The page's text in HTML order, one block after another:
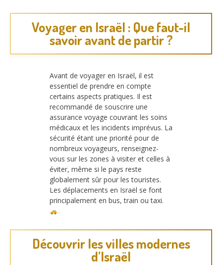
Voyager en Israël : Que faut-il
savoir avant de partir ?
Avant de voyager en Israël, il est
essentiel de prendre en compte
certains aspects pratiques. Il est
recommandé de souscrire une
assurance voyage couvrant les soins
médicaux et les incidents imprévus. La
sécurité étant une priorité pour de
nombreux voyageurs, renseignez-
vous sur les zones à visiter et celles à
éviter, même si le pays reste
globalement sûr pour les touristes.
Les déplacements en Israël se font
principalement en bus, train ou taxi.
Découvrir les villes modernes
d’Israël